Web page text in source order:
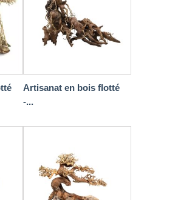
Artisanat en bois flotté
-...